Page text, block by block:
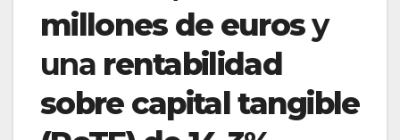
millones de eurosy
una rentabilidad
sobre capital tangible